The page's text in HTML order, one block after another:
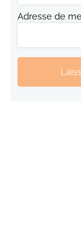
Adresse de